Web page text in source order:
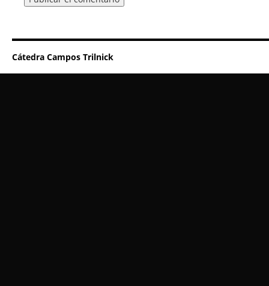
Cátedra Campos Trilnick